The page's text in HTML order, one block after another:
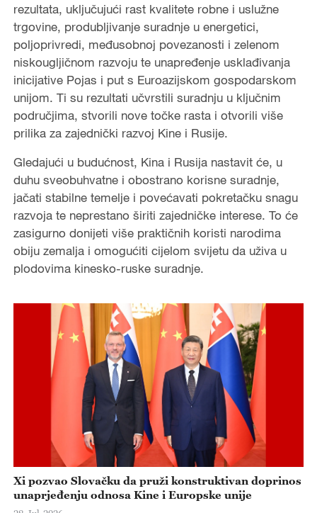
rezultata, uključujući rast kvalitete robne i uslužne
trgovine, produbljivanje suradnje u energetici,
poljoprivredi, međusobnoj povezanosti i zelenom
niskougljičnom razvoju te unapređenje usklađivanja
inicijative Pojas i put s Euroazijskom gospodarskom
unijom. Ti su rezultati učvrstili suradnju u ključnim
područjima, stvorili nove točke rasta i otvorili više
prilika za zajednički razvoj Kine i Rusije.
Gledajući u budućnost, Kina i Rusija nastavit će, u
duhu sveobuhvatne i obostrano korisne suradnje,
jačati stabilne temelje i povećavati pokretačku snagu
razvoja te neprestano širiti zajedničke interese. To će
zasigurno donijeti više praktičnih koristi narodima
obiju zemalja i omogućiti cijelom svijetu da uživa u
plodovima kinesko-ruske suradnje.
Xi pozvao Slovačku da pruži konstruktivan doprinos
unaprjeđenju odnosa Kine i Europske unije